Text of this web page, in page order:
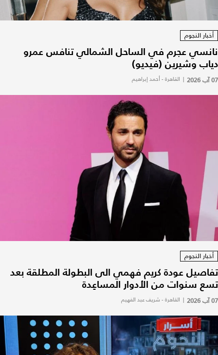
أخبار النجوم
نانسي عجرم في الساحل الشمالي تنافس عمرو
دياب وشيرين (فيديو)
07 آب 2026 | القاهرة - أحمد إبراهيم
أخبار النجوم
تفاصيل عودة كريم فهمي الى البطولة المطلقة بعد
تسع سنوات من الأدوار المساعِدة
07 آب 2026 | القاهرة - شريف عبد الفهيم